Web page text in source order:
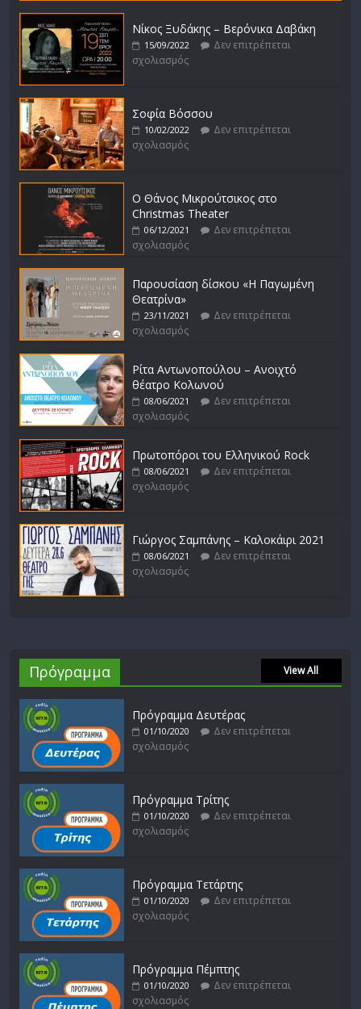
Νίκος Ξυδάκης – Βερόνικα Δαβάκη
15/09/2022
Δεν επιτρέπεται
σχολιασμός
Σοφία Βόσσου
10/02/2022
Δεν επιτρέπεται
σχολιασμός
Ο Θάνος Μικρούτσικος στο
Christmas Theater
06/12/2021
Δεν επιτρέπεται
σχολιασμός
Παρουσίαση δίσκου «Η Παγωμένη
Θεατρίνα»
23/11/2021
Δεν επιτρέπεται
σχολιασμός
Ρίτα Αντωνοπούλου – Ανοιχτό
θέατρο Κολωνού
08/06/2021
Δεν επιτρέπεται
σχολιασμός
Πρωτοπόροι του Ελληνικού Rock
08/06/2021
Δεν επιτρέπεται
σχολιασμός
Γιώργος Σαμπάνης – Καλοκάιρι 2021
08/06/2021
Δεν επιτρέπεται
σχολιασμός
Πρόγραμμα View All
Πρόγραμμα Δευτέρας
01/10/2020
Δεν επιτρέπεται
σχολιασμός
Πρόγραμμα Τρίτης
01/10/2020
Δεν επιτρέπεται
σχολιασμός
Πρόγραμμα Τετάρτης
01/10/2020
Δεν επιτρέπεται
σχολιασμός
Πρόγραμμα Πέμπτης
01/10/2020
Δεν επιτρέπεται
σχολιασμός